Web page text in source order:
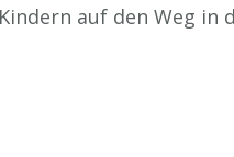
auf den Weg in